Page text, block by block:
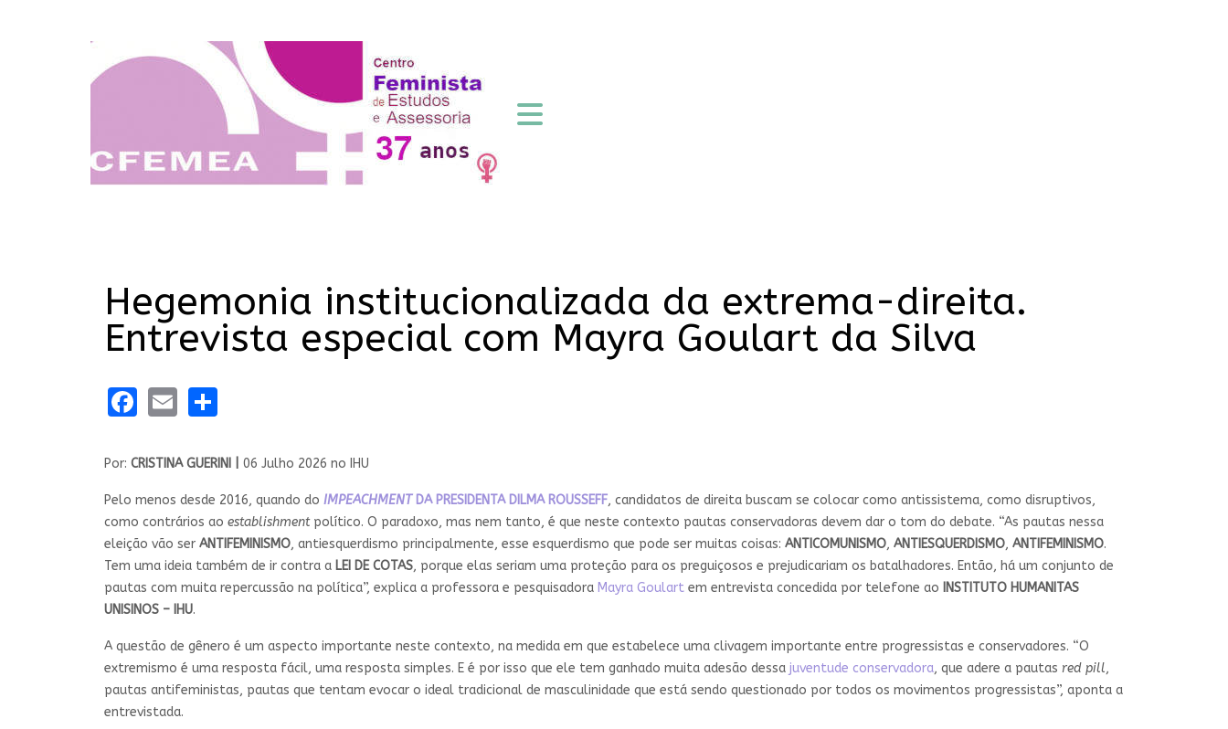
Hegemonia institucionalizada da extrema-direita.
Entrevista especial com Mayra Goulart da Silva
Facebook
Email
Por: CRISTINA GUERINI | 06 Julho 2026 no IHU
Pelo menos desde 2016, quando do IMPEACHMENTDA PRESIDENTA DILMA ROUSSEFF, candidatos de direita buscam se colocar como antissistema, como disruptivos,
como contrários ao establishmentpolítico. O paradoxo, mas nem tanto, é que neste contexto pautas conservadoras devem dar o tom do debate. “As pautas nessa
eleição vão ser ANTIFEMINISMO, antiesquerdismo principalmente, esse esquerdismo que pode ser muitas coisas: ANTICOMUNISMO, ANTIESQUERDISMO, ANTIFEMINISMO.
Tem uma ideia também de ir contra a LEI DE COTAS, porque elas seriam uma proteção para os preguiçosos e prejudicariam os batalhadores. Então, há um conjunto de
pautas com muita repercussão na política”, explica a professora e pesquisadora Mayra Goulart em entrevista concedida por telefone ao INSTITUTO HUMANITAS
UNISINOS – IHU.
A questão de gênero é um aspecto importante neste contexto, na medida em que estabelece uma clivagem importante entre progressistas e conservadores. “O
extremismo é uma resposta fácil, uma resposta simples. E é por isso que ele tem ganhado muita adesão dessa juventude conservadora, que adere a pautas red pill,
pautas antifeministas, pautas que tentam evocar o ideal tradicional de masculinidade que está sendo questionado por todos os movimentos progressistas”, aponta a
entrevistada.